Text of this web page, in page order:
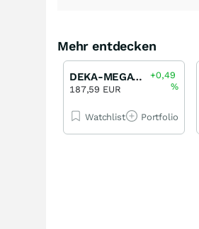
Mehr entdecken
DEKA-MEGATRENDS/ CL CF
187,59 EUR
+0,49
%
Watchlist Portfolio